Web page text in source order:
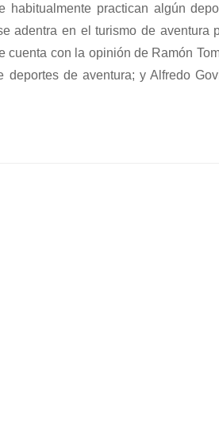
habitualmente practican algún
adentra en el turismo de aventura
con la opinión de Ramón
deportes de aventura; y Alfredo